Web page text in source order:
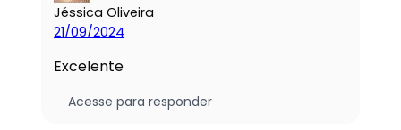
Jéssica Oliveira
21/09/2024
Excelente
Acesse para responder